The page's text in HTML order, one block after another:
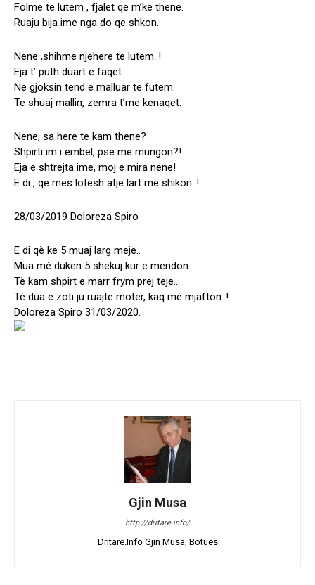
Folme te lutem , fjalet qe m’ke thene.
Ruaju bija ime nga do qe shkon.
Nene ,shihme njehere te lutem..!
Eja t’ puth duart e faqet.
Ne gjoksin tend e malluar te futem.
Te shuaj mallin, zemra t’me kenaqet.
Nene, sa here te kam thene?
Shpirti im i embel, pse me mungon?!
Eja e shtrejta ime, moj e mira nene!
E di , qe mes lotesh atje lart me shikon..!
28/03/2019 Doloreza Spiro
E di qè ke 5 muaj larg meje..
Mua mè duken 5 shekuj kur e mendon
Tè kam shpirt e marr frym prej teje…
Tè dua e zoti ju ruajte moter, kaq mè mjafton..!
Doloreza Spiro 31/03/2020.
Gjin Musa
http://dritare.info/
Dritare.Info Gjin Musa, Botues